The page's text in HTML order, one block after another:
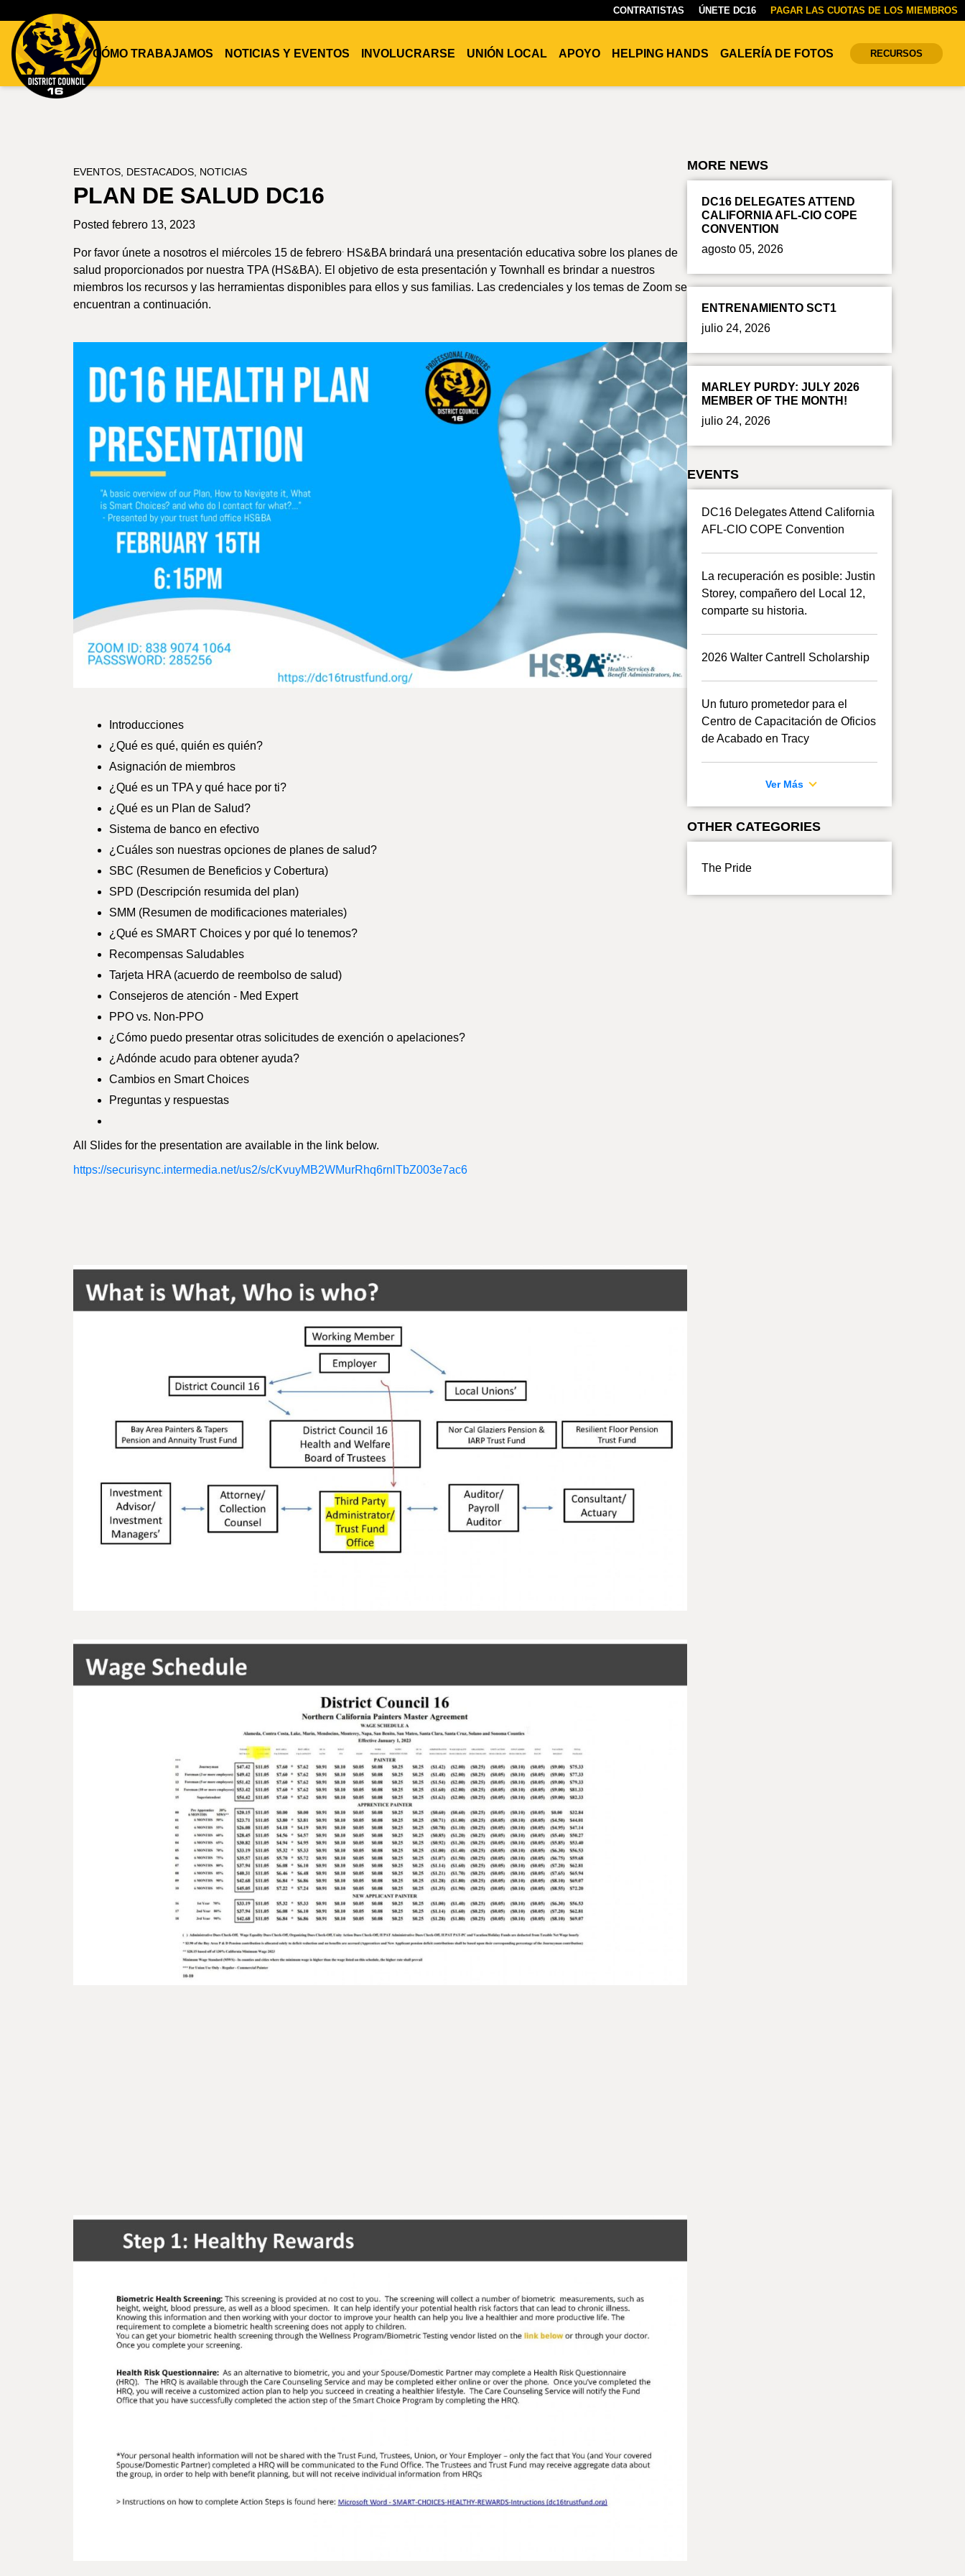
CONTRATISTAS ÚNETE DC16 PAGAR LAS CUOTAS DE LOS MIEMBROS
CÓMO TRABAJAMOS NOTICIAS Y EVENTOS INVOLUCRARSE UNIÓN LOCAL APOYO HELPING HANDS GALERÍA DE FOTOS RECURSOS
EVENTOS DESTACADOS NOTICIAS
PLAN DE SALUD DC16
Posted febrero 13, 2023
Por favor únete a nosotros el miércoles 15 de febrero. HS&BA brindará una presentación educativa sobre los planes de
salud proporcionados por nuestra TPA (HS&BA). El objetivo de esta presentación y Townhall es brindar a nuestros
miembros los recursos y las herramientas disponibles para ellos y sus familias. Las credenciales y los temas de Zoom se
encuentran a continuación.
Introducciones
¿Qué es qué, quién es quién?
Asignación de miembros
¿Qué es un TPA y qué hace por ti?
¿Qué es un Plan de Salud?
Sistema de banco en efectivo
¿Cuáles son nuestras opciones de planes de salud?
SBC (Resumen de Beneficios y Cobertura)
SPD (Descripción resumida del plan)
SMM (Resumen de modificaciones materiales)
¿Qué es SMART Choices y por qué lo tenemos?
Recompensas Saludables
Tarjeta HRA (acuerdo de reembolso de salud)
Consejeros de atención - Med Expert
PPO vs. Non-PPO
¿Cómo puedo presentar otras solicitudes de exención o apelaciones?
¿Adónde acudo para obtener ayuda?
Cambios en Smart Choices
Preguntas y respuestas
All Slides for the presentation are available in the link below.
https://securisync.intermedia.net/us2/s/cKvuyMB2WMurRhq6rnlTbZ003e7ac6
MORE NEWS
DC16 DELEGATES ATTEND
CALIFORNIA AFL-CIO COPE
CONVENTION
agosto 05, 2026
ENTRENAMIENTO SCT1
julio 24, 2026
MARLEY PURDY: JULY 2026
MEMBER OF THE MONTH!
julio 24, 2026
EVENTS
DC16 Delegates Attend California
AFL-CIO COPE Convention
La recuperación es posible: Justin
Storey, compañero del Local 12,
comparte su historia.
2026 Walter Cantrell Scholarship
Un futuro prometedor para el
Centro de Capacitación de Oficios
de Acabado en Tracy
Ver Más
OTHER CATEGORIES
The Pride